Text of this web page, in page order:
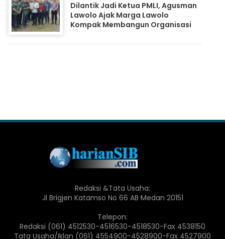
Dilantik Jadi Ketua PMLI, Agusman
Lawolo Ajak Marga Lawolo
Kompak Membangun Organisasi
Redaksi &Tata Usaha:
Jl Brigjen Katamso No 66 AB Medan 20151
Telepon:
Redaksi (061) 4512530-4516530-4518530-Fax 4538150
Tata Usaha/Iklan (061) 4554900-4528900-Fax 4527900